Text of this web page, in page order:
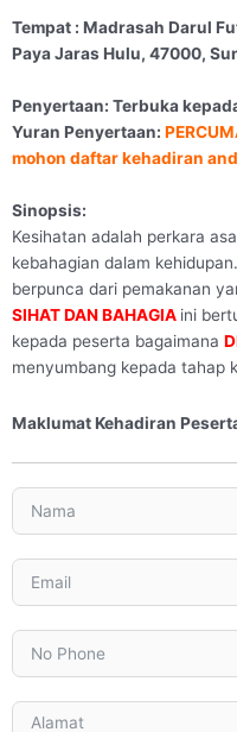
Tempat : Madrasah Darul
Paya Jaras Hulu, 47000,
Penyertaan: Terbuka
Yuran Penyertaan:
mohon daftar kehadiran
Sinopsis:
Kesihatan adalah perkara
kebahagian dalam
berpunca dari pemakanan
SIHAT DAN BAHAGIA ini
kepada peserta bagaimana
menyumbang kepada tahap
Maklumat Kehadiran